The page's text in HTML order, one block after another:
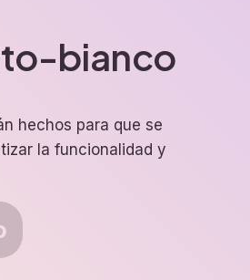
bianco
hechos para que se
la funcionalidad y